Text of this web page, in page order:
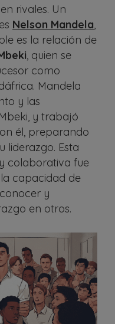
rivales. Un
Nelson Mandela
es la relación de
, quien se
como
Mandela
y las
y trabajó
él, preparando
liderazgo. Esta
colaborativa fue
capacidad de
y
en otros.